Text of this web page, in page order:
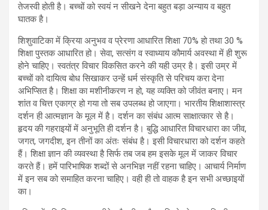
तेजस्वी होती है। बच्चों को स्वयं न सीखने देना बहुत बड़ा अन्याय व बहुत
घातक है।
शिशुवाटिका में क्रिया अनुभव व प्रेरणा आधारित शिक्षा 70% हो तथा 30 %
शिक्षा पुस्तक आधारित हो। सेवा, सत्संग व स्वाध्याय कौमार्य अवस्था में ही शुरू
होने चाहिए। स्वतंत्र विचार विकसित करने की यही उम्र है। इसी उम्र में
बच्चों को दायित्व बोध सिखाकर उन्हें धर्म संस्कृति से परिचय करा देना
अभिप्सित है। शिक्षा का मशीनीकरण न हो, यह व्यक्ति को जीवंत बनाए। मन
शांत व चित्त एकाग्र हो गया तो सब उपलब्ध हो जाएगा। भारतीय शिक्षाशास्त्र
दर्शन ही आत्मज्ञान के मूल में है। दर्शन का संबंध आत्म साक्षात्कार से है।
हृदय की गहराइयों में अनुभूति ही दर्शन है। बुद्धि आधारित विचारधारा का जीव,
जगत, जगदीश, इन तीनों का अंतः संबंध है। इसी विचारधारा को दर्शन कहते
हैं। शिक्षा ज्ञान की व्यवस्था है सिर्फ तब जब हम इसके मूल में जाकर विचार
करते हैं। हमें पारिभाषिक शब्दों से अनभिज्ञ नहीं रहना चाहिए। आचार्य निर्माण
में इन सब को समाहित करना चाहिए। वही ही तो वाहक है इन सभी अच्छाइयों
का।